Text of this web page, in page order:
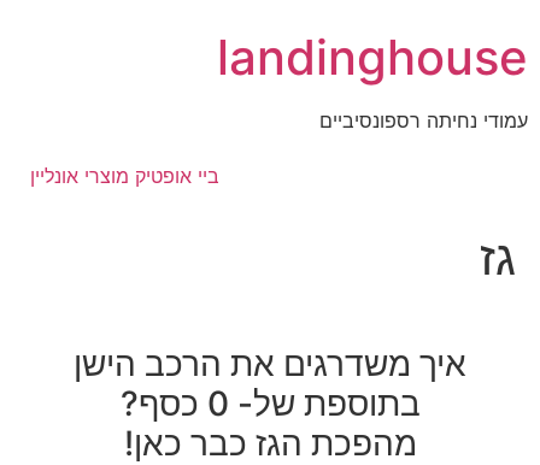
לתוכןlandinghouse
עמודי נחיתה רספונסיביים
ביי אופטיק מוצרי אונליין
גז
איך משדרגים את הרכב הישן
בתוספת של- 0 כסף?
מהפכת הגז כבר כאן!